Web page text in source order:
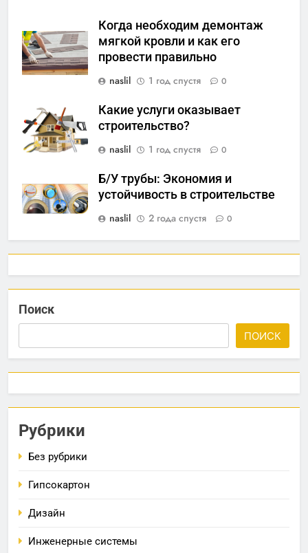
Когда необходим демонтаж
мягкой кровли и как его
провести правильно
naslil
1 год спустя 0
Какие услуги оказывает
строительство?
naslil
1 год спустя 0
Б/У трубы: Экономия и
устойчивость в строительстве
naslil
2 года спустя 0
Поиск
ПОИСК
Рубрики
Без рубрики
Гипсокартон
Дизайн
Инженерные системы